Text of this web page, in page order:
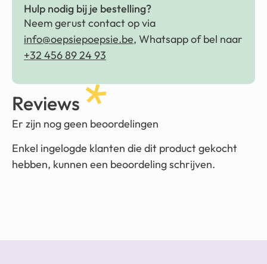
Hulp nodig bij je bestelling?
Neem gerust contact op via
info@oepsiepoepsie.be, Whatsapp of bel naar
+32 456 89 24 93
Reviews
Er zijn nog geen beoordelingen
Enkel ingelogde klanten die dit product gekocht
hebben, kunnen een beoordeling schrijven.